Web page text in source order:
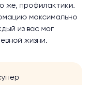
же, профилактики.
максимально
из вас мог
жизни.